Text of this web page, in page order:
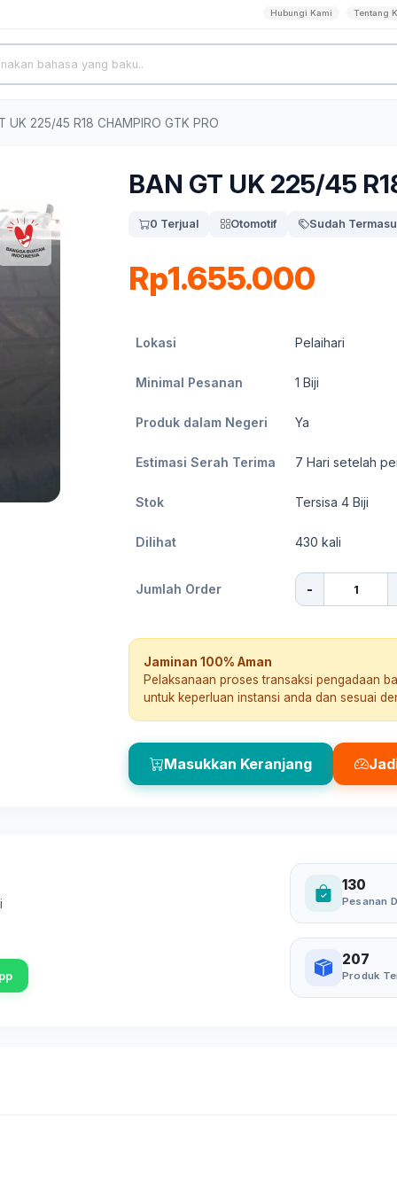
Hubungi Kami Tentang
UK 225/45 R18 CHAMPIRO GTK PRO
BAN GT UK 225/45
0 Terjual Otomotif Sudah
Rp1.655.000
Lokasi Pelaihari
Minimal Pesanan 1 Biji
Produk dalam Negeri Ya
Estimasi Serah Terima 7 Hari setelah
Stok Tersisa 4 Biji
Dilihat 430 kali
Jumlah Order -
Jaminan 100% Aman
Pelaksanaan proses transaksi pengadaan
untuk keperluan instansi anda dan sesuai
Masukkan Keranjang
130
Pesanan
207
Produk